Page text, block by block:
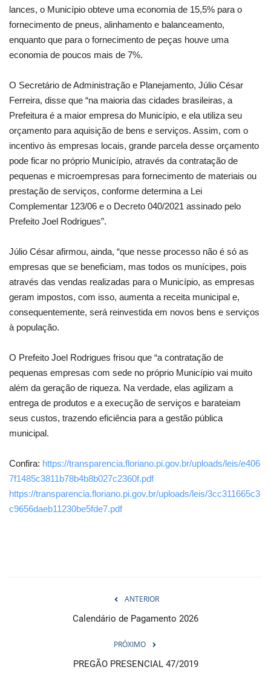
lances, o Município obteve uma economia de 15,5% para o
fornecimento de pneus, alinhamento e balanceamento,
enquanto que para o fornecimento de peças houve uma
economia de poucos mais de 7%.
O Secretário de Administração e Planejamento, Júlio César
Ferreira, disse que “na maioria das cidades brasileiras, a
Prefeitura é a maior empresa do Município, e ela utiliza seu
orçamento para aquisição de bens e serviços. Assim, com o
incentivo às empresas locais, grande parcela desse orçamento
pode ficar no próprio Município, através da contratação de
pequenas e microempresas para fornecimento de materiais ou
prestação de serviços, conforme determina a Lei
Complementar 123/06 e o Decreto 040/2021 assinado pelo
Prefeito Joel Rodrigues”.
Júlio César afirmou, ainda, “que nesse processo não é só as
empresas que se beneficiam, mas todos os munícipes, pois
através das vendas realizadas para o Município, as empresas
geram impostos, com isso, aumenta a receita municipal e,
consequentemente, será reinvestida em novos bens e serviços
à população.
O Prefeito Joel Rodrigues frisou que “a contratação de
pequenas empresas com sede no próprio Município vai muito
além da geração de riqueza. Na verdade, elas agilizam a
entrega de produtos e a execução de serviços e barateiam
seus custos, trazendo eficiência para a gestão pública
municipal.
Confira: https://transparencia.floriano.pi.gov.br/uploads/leis/e406
7f1485c3811b78b4b8b027c2360f.pdf
https://transparencia.floriano.pi.gov.br/uploads/leis/3cc311665c3
c9656daeb11230be5fde7.pdf
ANTERIOR
Calendário de Pagamento 2026
PRÓXIMO
PREGÃO PRESENCIAL 47/2019